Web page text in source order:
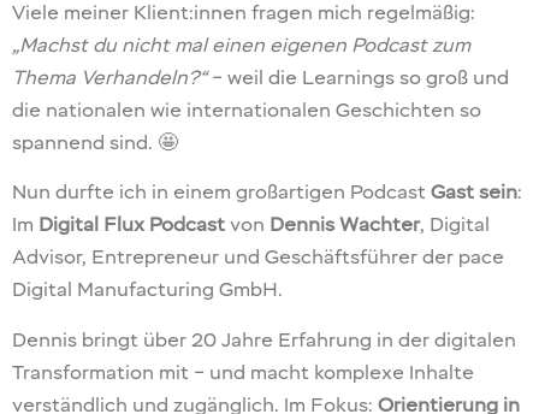
Viele meiner Klient:innen fragen mich regelmäßig:
„Machst du nicht mal einen eigenen Podcast zum
Thema Verhandeln?“– weil die Learnings so groß und
die nationalen wie internationalen Geschichten so
spannend sind. 🤩
Nun durfte ich in einem großartigen Podcast Gast sein:
Im Digital Flux Podcast von Dennis Wachter, Digital
Advisor, Entrepreneur und Geschäftsführer der pace
Digital Manufacturing GmbH.
Dennis bringt über 20 Jahre Erfahrung in der digitalen
Transformation mit – und macht komplexe Inhalte
verständlich und zugänglich. Im Fokus: Orientierung in